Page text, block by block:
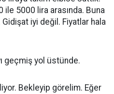
ile 5000 lira arasında. Buna
iyi değil. Fiyatlar hala
geçmiş yol üstünde.
Bekleyip görelim. Eğer